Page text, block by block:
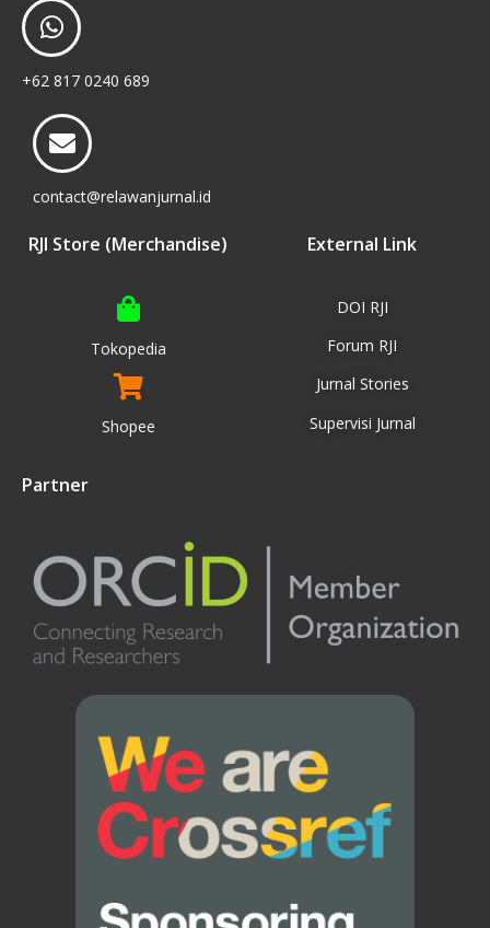
+62 817 0240 689
contact@relawanjurnal.id
RJI Store (Merchandise)
Tokopedia
Shopee
External Link
DOI RJI
Forum RJI
Jurnal Stories
Supervisi Jurnal
Partner